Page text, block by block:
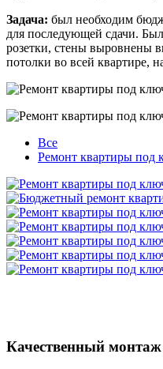
Задача: был необходим
для последующей сдачи.
розетки, стены выровнены
потолки во всей квартире,
Все
Ремонт квартиры под
Качественный